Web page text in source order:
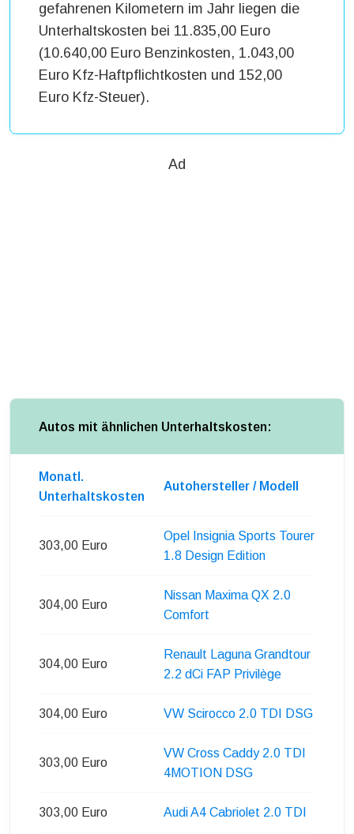
gefahrenen Kilometern im Jahr liegen die
Unterhaltskosten bei 11.835,00 Euro
(10.640,00 Euro Benzinkosten, 1.043,00
Euro Kfz-Haftpflichtkosten und 152,00
Euro Kfz-Steuer).
Ad
Autos mit ähnlichen Unterhaltskosten:
Monatl.
Unterhaltskosten
Autohersteller / Modell
303,00 Euro
Opel Insignia Sports Tourer
1.8 Design Edition
304,00 Euro
Nissan Maxima QX 2.0
Comfort
304,00 Euro
Renault Laguna Grandtour
2.2 dCi FAP Privilège
304,00 Euro VW Scirocco 2.0 TDI DSG
303,00 Euro
VW Cross Caddy 2.0 TDI
4MOTION DSG
303,00 Euro Audi A4 Cabriolet 2.0 TDI